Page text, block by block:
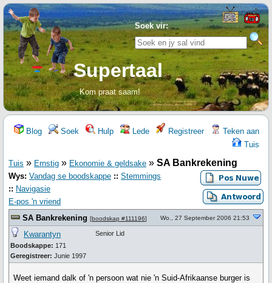
Soek vir:
Supertaal
Kom praat saam!
Blog Soek Hulp Lede Registreer
Teken aan
Tuis
Tuis » Ernstig » Ekonomie & geldsake » SA Bankrekening
Wys: Vandag se boodskappe :: Stemmings
:: Navigasie
E-pos 'n vriend
SA Bankrekening [boodskap #111196] Wo., 27 September 2006 21:53
Kwarantyn
Boodskappe: 171
Geregistreer: Junie 1997
Senior Lid
Weet iemand dalk of 'n persoon wat nie 'n Suid-Afrikaanse burger is